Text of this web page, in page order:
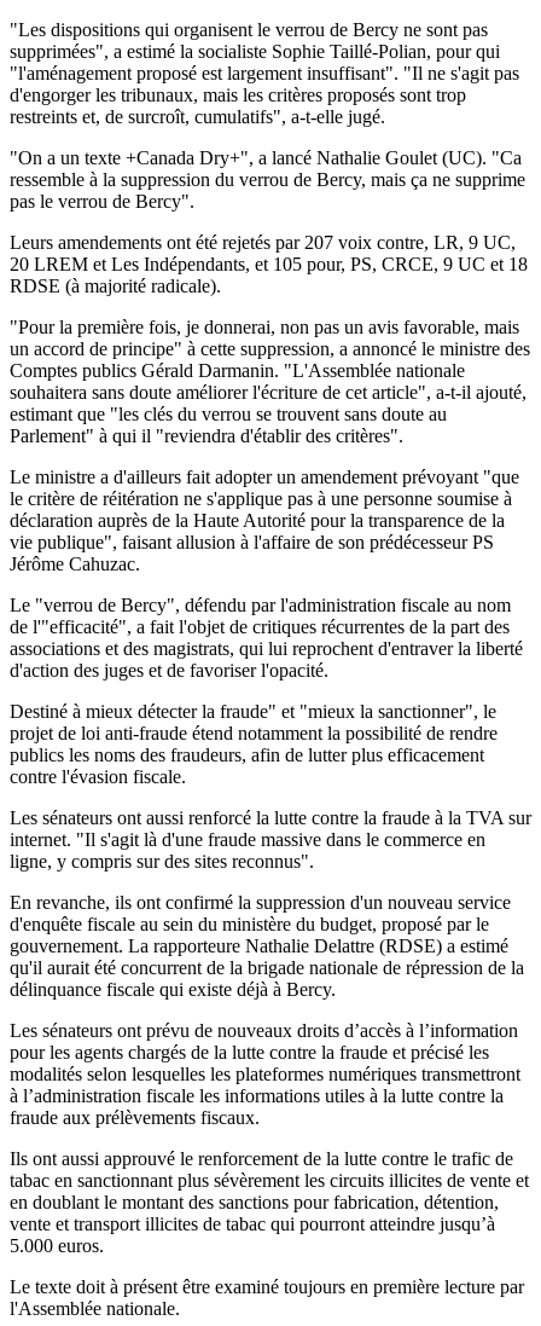
"Les dispositions qui organisent le verrou de Bercy ne sont pas
supprimées", a estimé la socialiste Sophie Taillé-Polian, pour qui
"l'aménagement proposé est largement insuffisant". "Il ne s'agit pas
d'engorger les tribunaux, mais les critères proposés sont trop
restreints et, de surcroît, cumulatifs", a-t-elle jugé.
"On a un texte +Canada Dry+", a lancé Nathalie Goulet (UC). "Ca
ressemble à la suppression du verrou de Bercy, mais ça ne supprime
pas le verrou de Bercy".
Leurs amendements ont été rejetés par 207 voix contre, LR, 9 UC,
20 LREM et Les Indépendants, et 105 pour, PS, CRCE, 9 UC et 18
RDSE (à majorité radicale).
"Pour la première fois, je donnerai, non pas un avis favorable, mais
un accord de principe" à cette suppression, a annoncé le ministre des
Comptes publics Gérald Darmanin. "L'Assemblée nationale
souhaitera sans doute améliorer l'écriture de cet article", a-t-il ajouté,
estimant que "les clés du verrou se trouvent sans doute au
Parlement" à qui il "reviendra d'établir des critères".
Le ministre a d'ailleurs fait adopter un amendement prévoyant "que
le critère de réitération ne s'applique pas à une personne soumise à
déclaration auprès de la Haute Autorité pour la transparence de la
vie publique", faisant allusion à l'affaire de son prédécesseur PS
Jérôme Cahuzac.
Le "verrou de Bercy", défendu par l'administration fiscale au nom
de l'"efficacité", a fait l'objet de critiques récurrentes de la part des
associations et des magistrats, qui lui reprochent d'entraver la liberté
d'action des juges et de favoriser l'opacité.
Destiné à mieux détecter la fraude" et "mieux la sanctionner", le
projet de loi anti-fraude étend notamment la possibilité de rendre
publics les noms des fraudeurs, afin de lutter plus efficacement
contre l'évasion fiscale.
Les sénateurs ont aussi renforcé la lutte contre la fraude à la TVA sur
internet. "Il s'agit là d'une fraude massive dans le commerce en
ligne, y compris sur des sites reconnus".
En revanche, ils ont confirmé la suppression d'un nouveau service
d'enquête fiscale au sein du ministère du budget, proposé par le
gouvernement. La rapporteure Nathalie Delattre (RDSE) a estimé
qu'il aurait été concurrent de la brigade nationale de répression de la
délinquance fiscale qui existe déjà à Bercy.
Les sénateurs ont prévu de nouveaux droits d’accès à l’information
pour les agents chargés de la lutte contre la fraude et précisé les
modalités selon lesquelles les plateformes numériques transmettront
à l’administration fiscale les informations utiles à la lutte contre la
fraude aux prélèvements fiscaux.
Ils ont aussi approuvé le renforcement de la lutte contre le trafic de
tabac en sanctionnant plus sévèrement les circuits illicites de vente et
en doublant le montant des sanctions pour fabrication, détention,
vente et transport illicites de tabac qui pourront atteindre jusqu’à
5.000 euros.
Le texte doit à présent être examiné toujours en première lecture par
l'Assemblée nationale.